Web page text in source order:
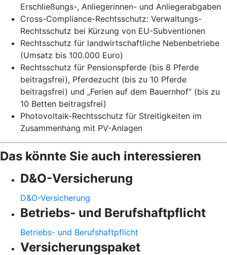
Erschließungs-, Anliegerinnen- und Anliegerabgaben
Cross-Compliance-Rechtsschutz: Verwaltungs-
Rechtsschutz bei Kürzung von EU-Subventionen
Rechtsschutz für landwirtschaftliche Nebenbetriebe
(Umsatz bis 100.000 Euro)
Rechtsschutz für Pensionspferde (bis 8 Pferde
beitragsfrei), Pferdezucht (bis zu 10 Pferde
beitragsfrei) und „Ferien auf dem Bauernhof“ (bis zu
10 Betten beitragsfrei)
Photovoltaik-Rechtsschutz für Streitigkeiten im
Zusammenhang mit PV-Anlagen
Das könnte Sie auch interessieren
D&O-Versicherung
D&O-Versicherung
Betriebs- und Berufshaftpflicht
Betriebs- und Berufshaftpflicht
Versicherungspaket